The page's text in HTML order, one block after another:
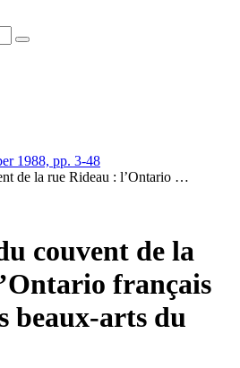
1988, pp. 3-48
de la rue Rideau : l’Ontario …
couvent de la
français
beaux-arts du